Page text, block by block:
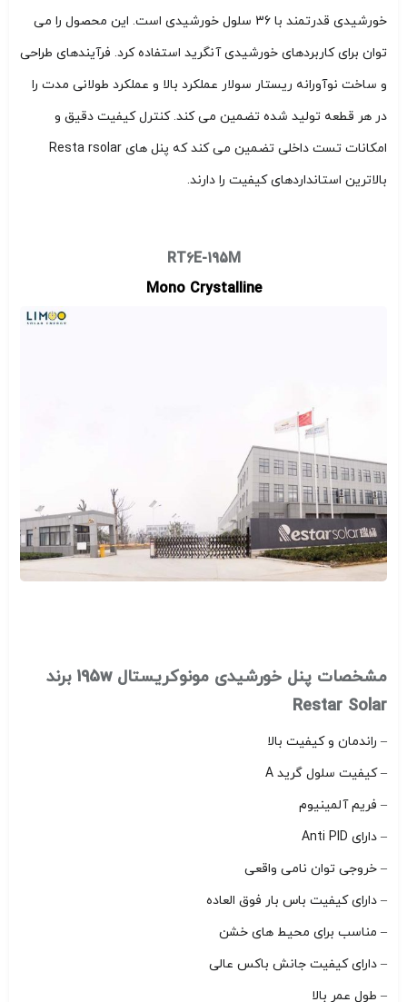
خورشیدی قدرتمند با 36 سلول خورشیدی است. این محصول را می
توان برای کاربردهای خورشیدی آنگرید استفاده کرد. فرآیندهای طراحی
و ساخت نوآورانه ریستار سولار عملکرد بالا و عملکرد طولانی مدت را
در هر قطعه تولید شده تضمین می کند. کنترل کیفیت دقیق و
امکانات تست داخلی تضمین می کند که پنل های Resta rsolar
بالاترین استانداردهای کیفیت را دارند.
RT6E-195M
Mono Crystalline
مشخصات پنل خورشیدی مونوکریستال 195w برند
Restar Solar
– راندمان و کیفیت بالا
– کیفیت سلول گرید A
– فریم آلمینیوم
– دارای Anti PID
– خروجی توان نامی واقعی
– دارای کیفیت باس بار فوق العاده
– مناسب برای محیط های خشن
– دارای کیفیت جانش باکس عالی
– طول عمر بالا